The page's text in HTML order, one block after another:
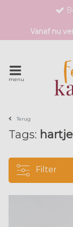
Exclusieve
Vanaf nu
menu
Terug
Tags: hartje
Filter